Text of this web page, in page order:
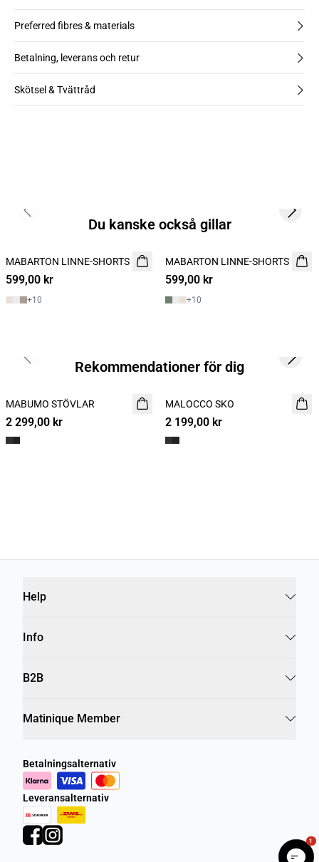
Preferred fibres & materials
Betalning, leverans och retur
Skötsel & Tvättråd
Du kanske också gillar
NYHET
MABARTON LINNE-SHORTS
599,00 kr
+10
NYHET
MABARTON LINNE-SHORTS
599,00 kr
+10
Previous slide Next
Rekommendationer för dig
NYHET
MABUMO STÖVLAR
2 299,00 kr
NYHET
MALOCCO SKO
2 199,00 kr
Previous slide Next
Help
Info
B2B
Matinique Member
Betalningsalternativ
Leveransalternativ
1